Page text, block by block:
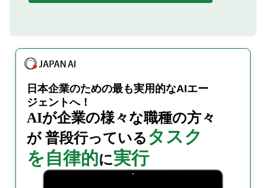
日本企業のための最も実用的なAIエー
ジェントへ！
AIが企業の様々な職種の方々
が普段行っている タスク
を自律的に実行